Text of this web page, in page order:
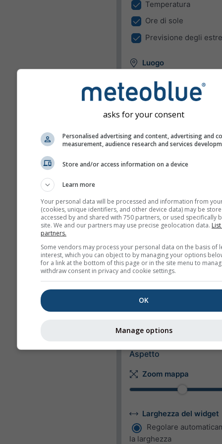
Temperatura
Ore di sole
Previsione degli
Luogo
una località predefinita o
individuare la località di
visitatore del vostro sito.
Individuare la località
dell'utente
Temperatura
C
F
Metrico
Imperiale
Velocità del vento
m/s
Aspetto
Zoom mappa
Larghezza del widget
Regolare
la larghezza
asks for your consent
Personalised advertising and content, advertising and
measurement, audience research and services
Store and/or access information on a device
Learn more
Your personal data will be processed and information from
(cookies, unique identifiers, and other device data) may be
accessed by and shared with 750 partners, or used specifically
site. We and our partners may use precise geolocation data.
partners.
Some vendors may process your personal data on the basis of
interest, which you can object to by managing your options
for a link at the bottom of this page or in the site menu to
withdraw consent in privacy and cookie settings.
OK
Manage options